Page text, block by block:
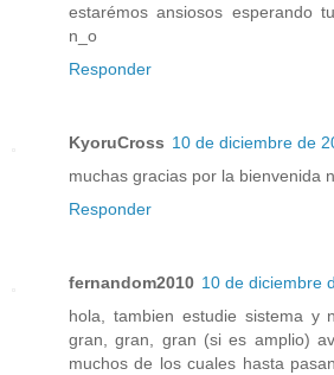
estarémos ansiosos esperando
n_o
Responder
KyoruCross 10 de diciembre de
muchas gracias por la bienvenida
Responder
fernandom2010 10 de diciembre
hola, tambien estudie sistema y
gran, gran, gran (si es amplio)
muchos de los cuales hasta